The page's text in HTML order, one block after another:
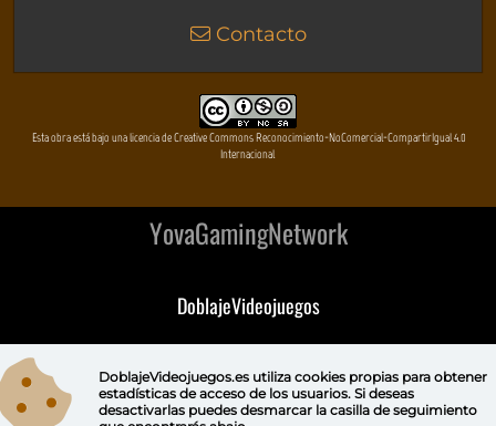
Contacto
Esta obra está bajo una licencia de Creative Commons Reconocimiento-NoComercial-CompartirIgual 4.0
Internacional
YovaGamingNetwork
DoblajeVideojuegos
DeVuego GAL
DoblajeVideojuegos.es utiliza cookies propiaspara obtener
estadísticas de acceso de los usuarios. Si deseas
desactivarlas puedes desmarcar la casilla de seguimiento